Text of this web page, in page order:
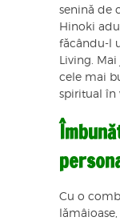
senină de
Hinoki
făcându-l
Living.
cele mai
spiritual în
Cu o